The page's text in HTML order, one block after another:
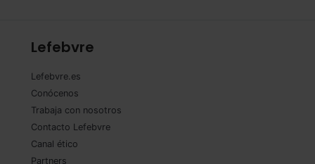
Lefebvre
Lefebvre.es
Conócenos
Trabaja con nosotros
Contacto Lefebvre
Canal ético
Partners